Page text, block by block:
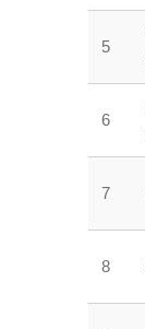
5
6
7
8